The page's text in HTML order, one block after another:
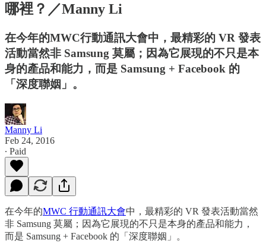
哪裡？／Manny Li
在今年的MWC行動通訊大會中，最精彩的 VR 發表
活動當然非 Samsung 莫屬；因為它展現的不只是本
身的產品和能力，而是 Samsung + Facebook 的
「深度聯姻」。
Manny Li
Feb 24, 2016
∙ Paid
在今年的MWC 行動通訊大會中，最精彩的 VR 發表活動當然
非 Samsung 莫屬；因為它展現的不只是本身的產品和能力，
而是 Samsung + Facebook 的「深度聯姻」。